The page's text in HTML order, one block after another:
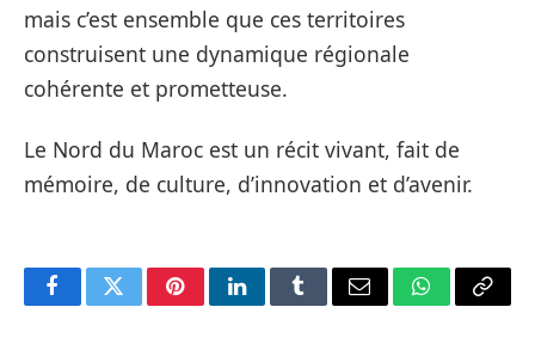
mais c’est ensemble que ces territoires
construisent une dynamique régionale
cohérente et prometteuse.
Le Nord du Maroc est un récit vivant, fait de
mémoire, de culture, d’innovation et d’avenir.
FacebookTwitterPinterestLinkedInTumblrEmail WhatsApp
Copy